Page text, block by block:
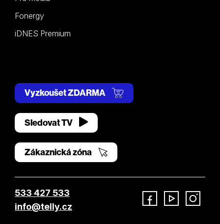
Fonergy
iDNES Premium
Vyzkoušet ZDARMA
Sledovat TV
Zákaznická zóna
533 427 533
info@telly.cz